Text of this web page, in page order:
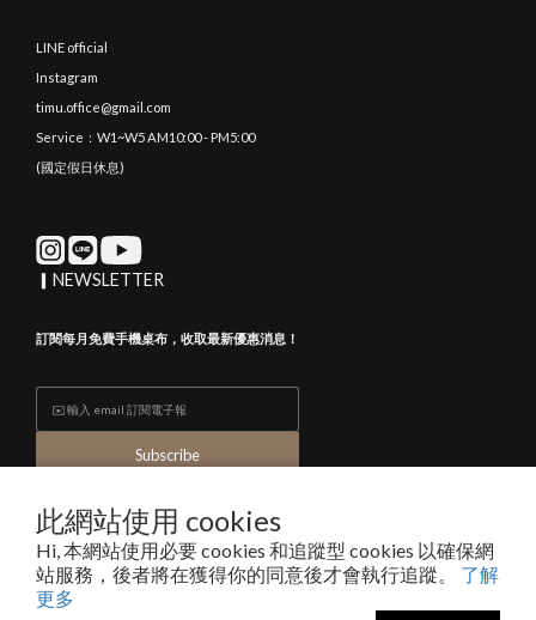
此網站使用 cookies
Hi, 本網站使用必要 cookies 和追蹤型 cookies 以確保網
站服務，後者將在獲得你的同意後才會執行追蹤。 了解
更多
LINE official
Instagram
timu.office@gmail.com
Service：W1~W5 AM10:00 - PM5:00
(國定假日休息)
▎NEWSLETTER
訂閱每月免費手機桌布，收取最新優惠消息！
Subscribe
隱私條款與細則| Copyright © 2017-2024 TIMU All rights reserved
TIMU INTERNATIONAL LTD. 渧牧國際有限公司｜統編 94077396